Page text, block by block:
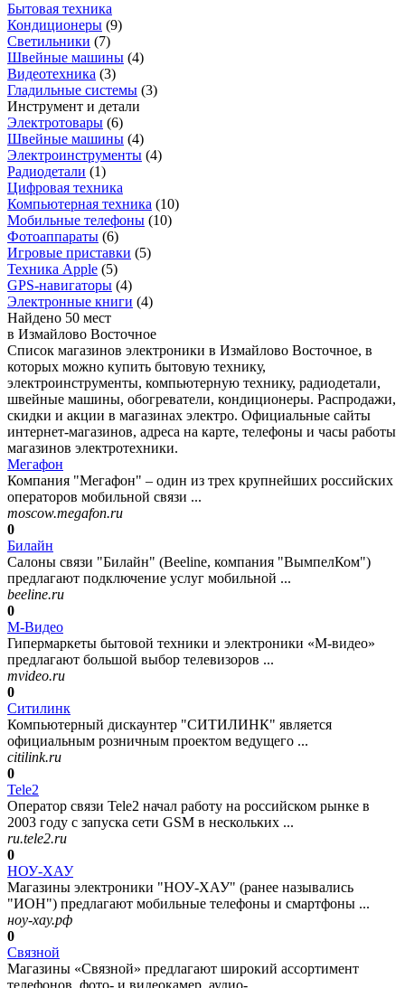
Бытовая техника
Кондиционеры (9)
Светильники (7)
Швейные машины (4)
Видеотехника (3)
Гладильные системы (3)
Инструмент и детали
Электротовары (6)
Швейные машины (4)
Электроинструменты (4)
Радиодетали (1)
Цифровая техника
Компьютерная техника (10)
Мобильные телефоны (10)
Фотоаппараты (6)
Игровые приставки (5)
Техника Apple (5)
GPS-навигаторы (4)
Электронные книги (4)
Найдено 50 мест
в Измайлово Восточное
Список магазинов электроники в Измайлово Восточное, в
которых можно купить бытовую технику,
электроинструменты, компьютерную технику, радиодетали,
швейные машины, обогреватели, кондиционеры. Распродажи,
скидки и акции в магазинах электро. Официальные сайты
интернет-магазинов, адреса на карте, телефоны и часы работы
магазинов электротехники.
Мегафон
Компания "Мегафон" – один из трех крупнейших российских
операторов мобильной связи ...
moscow.megafon.ru
0
Билайн
Салоны связи "Билайн" (Beeline, компания "ВымпелКом")
предлагают подключение услуг мобильной ...
beeline.ru
0
М-Видео
Гипермаркеты бытовой техники и электроники «М-видео»
предлагают большой выбор телевизоров ...
mvideo.ru
0
Ситилинк
Компьютерный дискаунтер "СИТИЛИНК" является
официальным розничным проектом ведущего ...
citilink.ru
0
Tele2
Оператор связи Tele2 начал работу на российском рынке в
2003 году с запуска сети GSM в нескольких ...
ru.tele2.ru
0
НОУ-ХАУ
Магазины электроники "НОУ-ХАУ" (ранее назывались
"ИОН") предлагают мобильные телефоны и смартфоны ...
ноу-хау.рф
0
Связной
Магазины «Связной» предлагают широкий ассортимент